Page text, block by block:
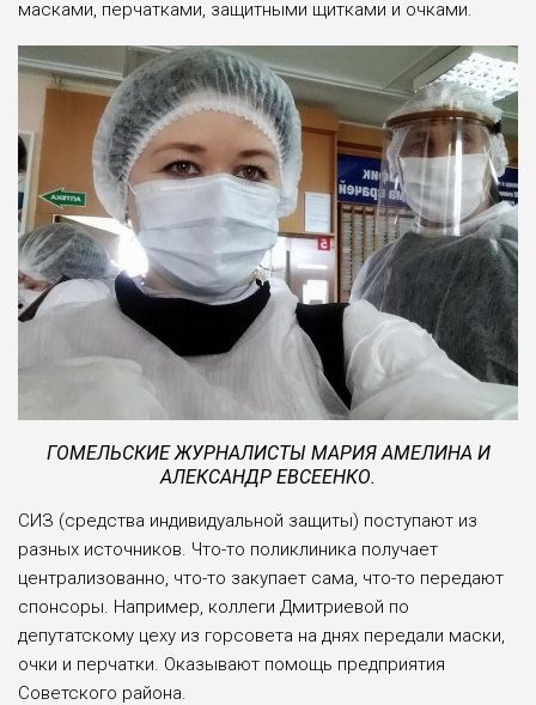
масками, перчатками, защитными щитками и очками.
ГОМЕЛЬСКИЕ ЖУРНАЛИСТЫ МАРИЯ АМЕЛИНА И
АЛЕКСАНДР ЕВСЕЕНКО.
СИЗ (средства индивидуальной защиты) поступают из
разных источников. Что-то поликлиника получает
централизованно, что-то закупает сама, что-то передают
спонсоры. Например, коллеги Дмитриевой по
депутатскому цеху из горсовета на днях передали маски,
очки и перчатки. Оказывают помощь предприятия
Советского района.